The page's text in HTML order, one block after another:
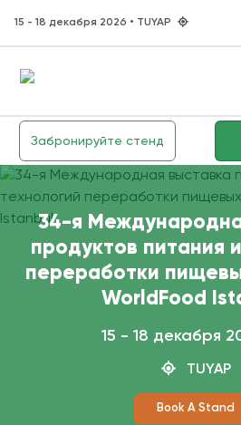
15 - 18 декабря 2026 • TUYAP
Забронируйте стенд
34-я
продуктов питания
переработки
WorldFood
15 - 18 декабря
TUYAP
Book A Stand